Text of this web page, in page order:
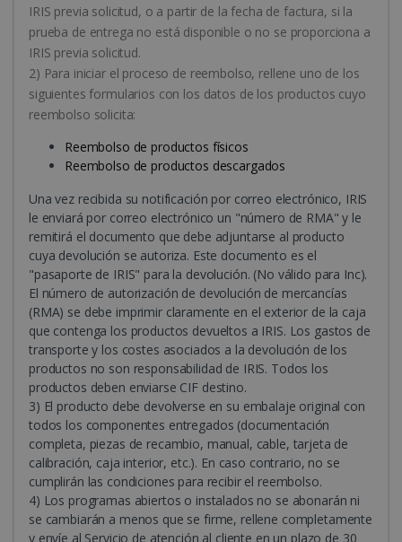
IRIS previa solicitud, o a partir de la fecha de factura, si la
prueba de entrega no está disponible o no se proporciona a
IRIS previa solicitud.
2) Para iniciar el proceso de reembolso, rellene uno de los
siguientes formularios con los datos de los productos cuyo
reembolso solicita:
Reembolso de productos físicos
Reembolso de productos descargados
Una vez recibida su notificación por correo electrónico, IRIS
le enviará por correo electrónico un "número de RMA" y le
remitirá el documento que debe adjuntarse al producto
cuya devolución se autoriza. Este documento es el
"pasaporte de IRIS" para la devolución. (No válido para Inc).
El número de autorización de devolución de mercancías
(RMA) se debe imprimir claramente en el exterior de la caja
que contenga los productos devueltos a IRIS. Los gastos de
transporte y los costes asociados a la devolución de los
productos no son responsabilidad de IRIS. Todos los
productos deben enviarse CIF destino.
3) El producto debe devolverse en su embalaje original con
todos los componentes entregados (documentación
completa, piezas de recambio, manual, cable, tarjeta de
calibración, caja interior, etc.). En caso contrario, no se
cumplirán las condiciones para recibir el reembolso.
4) Los programas abiertos o instalados no se abonarán ni
se cambiarán a menos que se firme, rellene completamente
y envíe al Servicio de atención al cliente en un plazo de 30